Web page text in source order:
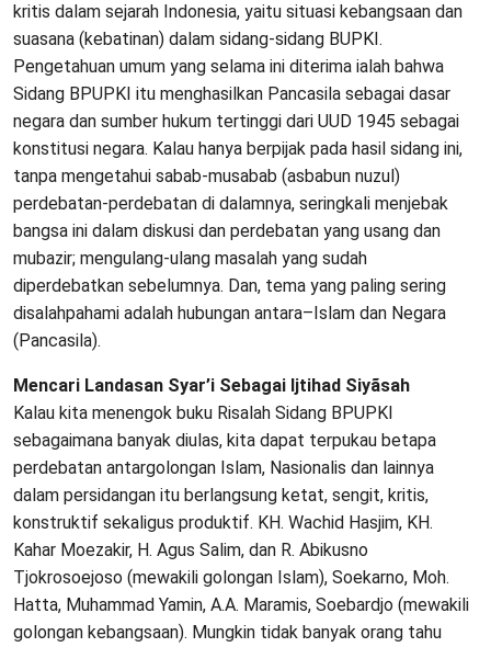
kritis dalam sejarah Indonesia, yaitu situasi kebangsaan dan
suasana (kebatinan) dalam sidang-sidang BUPKI.
Pengetahuan umum yang selama ini diterima ialah bahwa
Sidang BPUPKI itu menghasilkan Pancasila sebagai dasar
negara dan sumber hukum tertinggi dari UUD 1945 sebagai
konstitusi negara. Kalau hanya berpijak pada hasil sidang ini,
tanpa mengetahui sabab-musabab (asbabun nuzul)
perdebatan-perdebatan di dalamnya, seringkali menjebak
bangsa ini dalam diskusi dan perdebatan yang usang dan
mubazir; mengulang-ulang masalah yang sudah
diperdebatkan sebelumnya. Dan, tema yang paling sering
disalahpahami adalah hubungan antara–Islam dan Negara
(Pancasila).
Mencari Landasan Syar’i Sebagai Ijtihad Siyãsah
Kalau kita menengok buku Risalah Sidang BPUPKI
sebagaimana banyak diulas, kita dapat terpukau betapa
perdebatan antargolongan Islam, Nasionalis dan lainnya
dalam persidangan itu berlangsung ketat, sengit, kritis,
konstruktif sekaligus produktif. KH. Wachid Hasjim, KH.
Kahar Moezakir, H. Agus Salim, dan R. Abikusno
Tjokrosoejoso (mewakili golongan Islam), Soekarno, Moh.
Hatta, Muhammad Yamin, A.A. Maramis, Soebardjo (mewakili
golongan kebangsaan). Mungkin tidak banyak orang tahu